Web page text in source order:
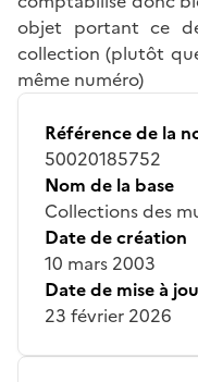
objet portant ce
collection (plutôt
même numéro)
Référence de la
50020185752
Nom de la base
Collections des
Date de création
10 mars 2003
Date de mise à
23 février 2026